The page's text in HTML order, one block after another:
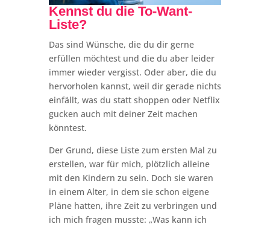
Kennst du die To-Want-
Liste?
Das sind Wünsche, die du dir gerne
erfüllen möchtest und die du aber leider
immer wieder vergisst. Oder aber, die du
hervorholen kannst, weil dir gerade nichts
einfällt, was du statt shoppen oder Netflix
gucken auch mit deiner Zeit machen
könntest.
Der Grund, diese Liste zum ersten Mal zu
erstellen, war für mich, plötzlich alleine
mit den Kindern zu sein. Doch sie waren
in einem Alter, in dem sie schon eigene
Pläne hatten, ihre Zeit zu verbringen und
ich mich fragen musste: „Was kann ich